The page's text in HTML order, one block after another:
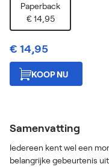
Paperback
€ 14,95
€ 14,95
KOOP NU
Samenvatting
Iedereen kent wel een
belangrijke gebeurtenis